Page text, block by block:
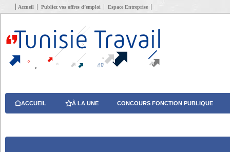
Accueil Publiez vos offres d’emploi Espace Entreprise
ACCUEIL À LA UNE CONCOURS FONCTION PUBLIQUE